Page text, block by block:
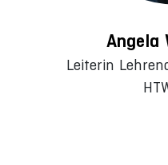
Angela
Leiterin